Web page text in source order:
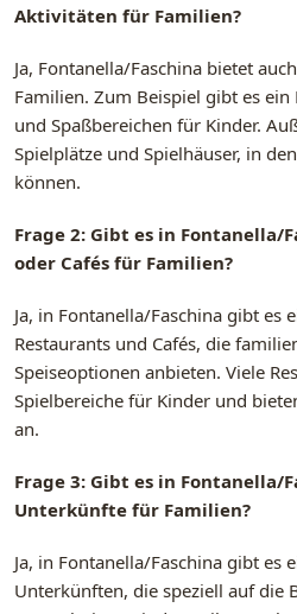
Aktivitäten für Familien?
Ja, Fontanella/Faschina bietet
Familien. Zum Beispiel gibt es
und Spaßbereichen für Kinder.
Spielplätze und Spielhäuser, in
können.
Frage 2: Gibt es in Fontanella/
oder Cafés für Familien?
Ja, in Fontanella/Faschina gibt es
Restaurants und Cafés, die
Speiseoptionen anbieten. Viele
Spielbereiche für Kinder und
an.
Frage 3: Gibt es in Fontanella/
Unterkünfte für Familien?
Ja, in Fontanella/Faschina gibt es
Unterkünften, die speziell auf die